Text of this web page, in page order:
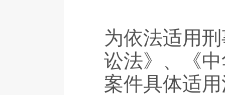
为依法适用
讼法》、《
案件具体适